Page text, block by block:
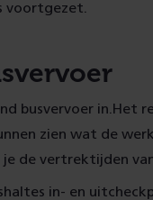
voortgezet.
busvervoer in. Het
zien wat de
je de vertrektijden
in- en